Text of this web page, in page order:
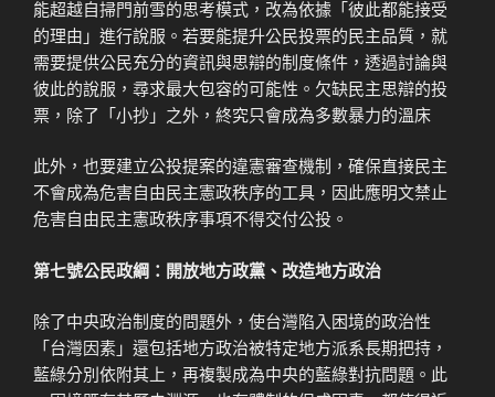
能超越自掃門前雪的思考模式，改為依據「彼此都能接受
的理由」進行說服。若要能提升公民投票的民主品質，就
需要提供公民充分的資訊與思辯的制度條件，透過討論與
彼此的說服，尋求最大包容的可能性。欠缺民主思辯的投
票，除了「小抄」之外，終究只會成為多數暴力的溫床
此外，也要建立公投提案的違憲審查機制，確保直接民主
不會成為危害自由民主憲政秩序的工具，因此應明文禁止
危害自由民主憲政秩序事項不得交付公投。
第七號公民政綱：開放地方政黨、改造地方政治
除了中央政治制度的問題外，使台灣陷入困境的政治性
「台灣因素」還包括地方政治被特定地方派系長期把持，
藍綠分別依附其上，再複製成為中央的藍綠對抗問題。此